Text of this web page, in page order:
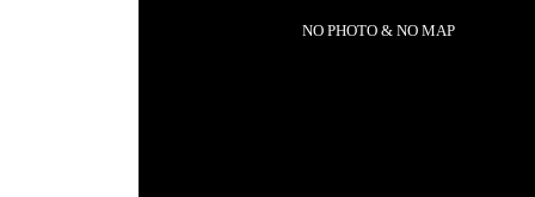
NO PHOTO & NO MAP